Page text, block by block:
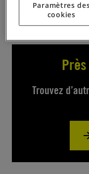
Trouvez
Paramètres
cookies